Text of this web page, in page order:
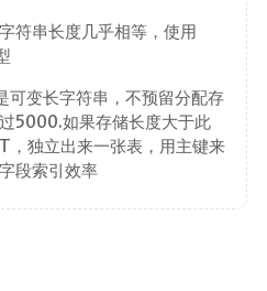
符串长度几乎相等，使用
可变长字符串，不预留分配存
5000.如果存储长度大于此
，独立出来一张表，用主键来
段索引效率